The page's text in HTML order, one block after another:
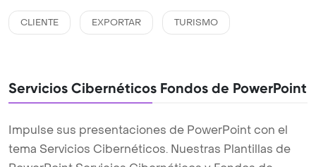
CLIENTE EXPORTAR TURISMO
Servicios Cibernéticos Fondos de PowerPoint
Impulse sus presentaciones de PowerPoint con el
tema Servicios Cibernéticos. Nuestras Plantillas de